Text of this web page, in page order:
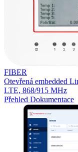
FIBER
Otevřená embedded
LTE, 868/915 MHz
Přehled Dokumentace